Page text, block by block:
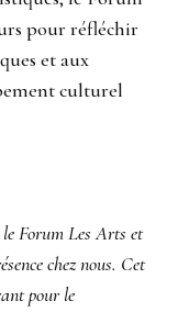
pour réfléchir
et aux
culturel
Forum Les Arts et
chez nous. Cet
pour le